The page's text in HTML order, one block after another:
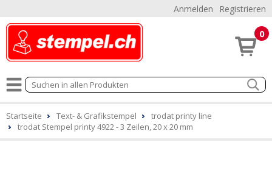
Anmelden Registrieren
0
Startseite Text- & Grafikstempel
trodat printy line
trodat Stempel printy 4922 - 3 Zeilen, 20 x 20 mm